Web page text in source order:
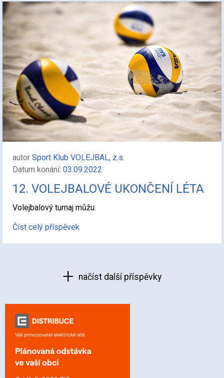
autor Sport Klub VOLEJBAL, z.s.
Datum konání: 03.09.2022
12. VOLEJBALOVÉ UKONČENÍ LÉTA
Volejbalový turnaj můžu.
Číst celý příspěvek
načíst další příspěvky